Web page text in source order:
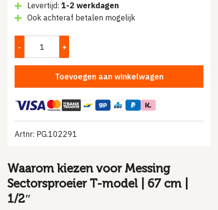
was:
€55.00.
is:
€45.00.
Levertijd: 1-2 werkdagen
Ook achteraf betalen mogelijk
Toevoegen aan winkelwagen
Artnr: PG.102291
Waarom kiezen voor Messing
Sectorsproeier T-model | 67 cm |
1/2″